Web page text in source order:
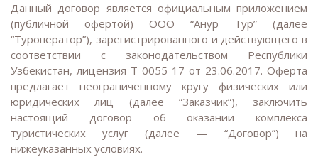
Данный договор является официальным приложением
(публичной офертой) ООО “Анур Тур” (далее
“Туроператор”), зарегистрированного и действующего в
соответствии с законодательством Республики
Узбекистан, лицензия T-0055-17 от 23.06.2017. Оферта
предлагает неограниченному кругу физических или
юридических лиц (далее “Заказчик“), заключить
настоящий договор об оказании комплекса
туристических услуг (далее — “Договор”) на
нижеуказанных условиях.